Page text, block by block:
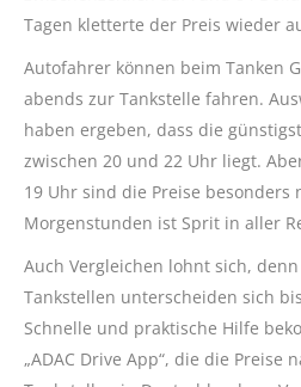
Tagen kletterte der Preis wieder
Autofahrer können beim Tanken
abends zur Tankstelle fahren.
haben ergeben, dass die
zwischen 20 und 22 Uhr liegt.
19 Uhr sind die Preise besonders
Morgenstunden ist Sprit in aller
Auch Vergleichen lohnt sich,
Tankstellen unterscheiden sich
Schnelle und praktische Hilfe
„ADAC Drive App“, die die Preise